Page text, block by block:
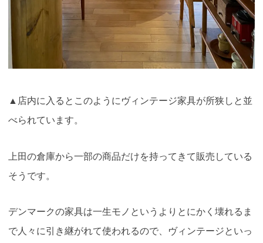
▲店内に入るとこのようにヴィンテージ家具が所狭しと並
べられています。
上田の倉庫から一部の商品だけを持ってきて販売している
そうです。
デンマークの家具は一生モノというよりとにかく壊れるま
で人々に引き継がれて使われるので、ヴィンテージといっ